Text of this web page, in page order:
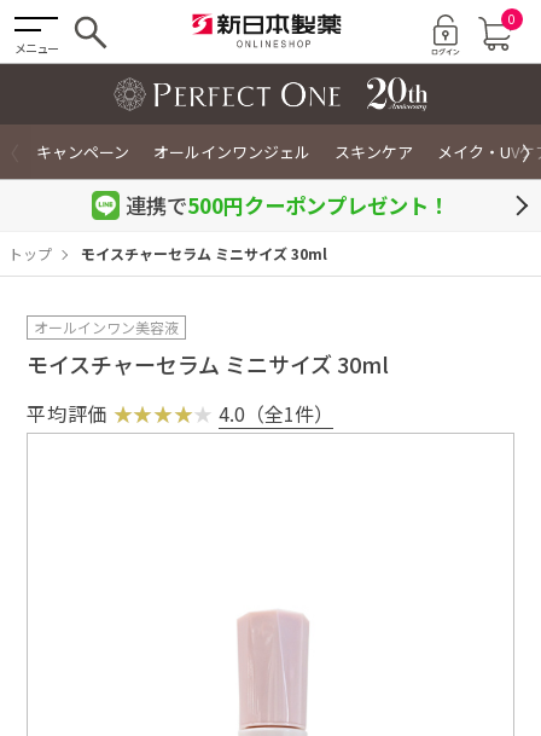
メニュー
0
キャンペーン オールインワンジェル スキンケア メイク・UVケ
〉
連携で500円クーポンプレゼント！
トップ モイスチャーセラム ミニサイズ 30ml
オールインワン美容液
モイスチャーセラム ミニサイズ 30ml
平均評価 4.0（全1件）